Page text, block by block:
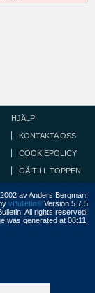
HJÄLP
KONTAKTA OSS
COOKIEPOLICY
GÅ TILL TOPPEN
av Anders Bergman.
vBulletin® Version 5.7.5
All rights reserved.
was generated at 08:11.